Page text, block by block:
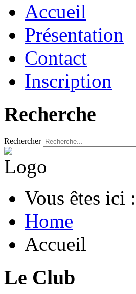
Accueil
Présentation
Contact
Inscription
Recherche
Rechercher
Vous êtes ici :
Home
Accueil
Le Club